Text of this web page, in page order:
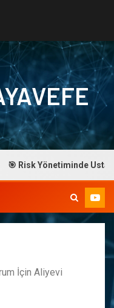
Yönetiminde Ustalık: Dr.
İçin Aliyevi